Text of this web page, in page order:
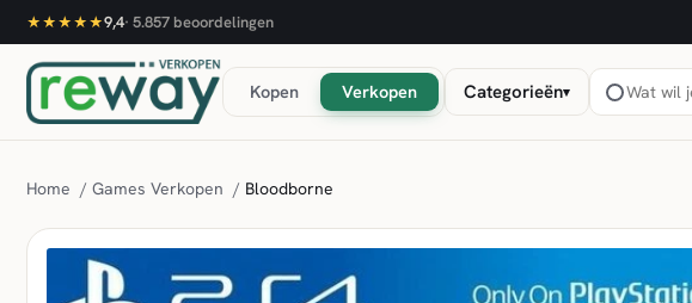
★★★★★9,4· 5.857 beoordelingen
Kopen Verkopen Categorieën▾
Home / Games Verkopen / Bloodborne